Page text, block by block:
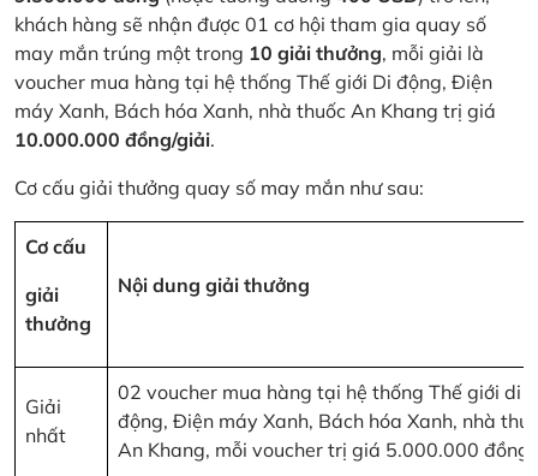
khách hàng sẽ nhận được 01 cơ hội tham gia quay số
may mắn trúng một trong 10 giải thưởng, mỗi giải là
voucher mua hàng tại hệ thống Thế giới Di động, Điện
máy Xanh, Bách hóa Xanh, nhà thuốc An Khang trị giá
10.000.000 đồng/giải.
Cơ cấu giải thưởng quay số may mắn như sau:
Cơ cấu
giải
thưởng
Nội dung giải thưởng
Giải
nhất
02 voucher mua hàng tại hệ thống Thế giới di
động, Điện máy Xanh, Bách hóa Xanh, nhà
An Khang, mỗi voucher trị giá 5.000.000 đồng